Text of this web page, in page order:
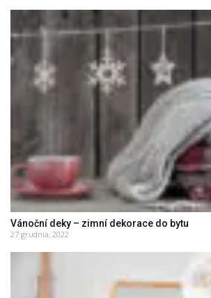
Vánoční deky – zimní dekorace do bytu
27 grudnia, 2022